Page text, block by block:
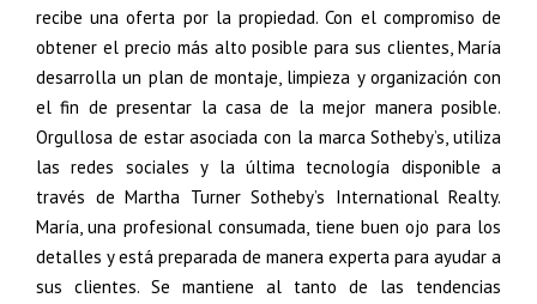
recibe una oferta por la propiedad. Con el compromiso de
obtener el precio más alto posible para sus clientes, María
desarrolla un plan de montaje, limpieza y organización con
el fin de presentar la casa de la mejor manera posible.
Orgullosa de estar asociada con la marca Sotheby’s, utiliza
las redes sociales y la última tecnología disponible a
través de Martha Turner Sotheby’s International Realty.
María, una profesional consumada, tiene buen ojo para los
detalles y está preparada de manera experta para ayudar a
sus clientes. Se mantiene al tanto de las tendencias